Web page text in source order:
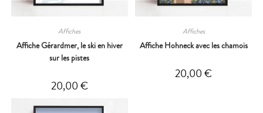
Affiches
Affiche Gérardmer, le ski en hiver
sur les pistes
20,00€
Affiches
Affiche Hohneck avec les chamois
20,00€